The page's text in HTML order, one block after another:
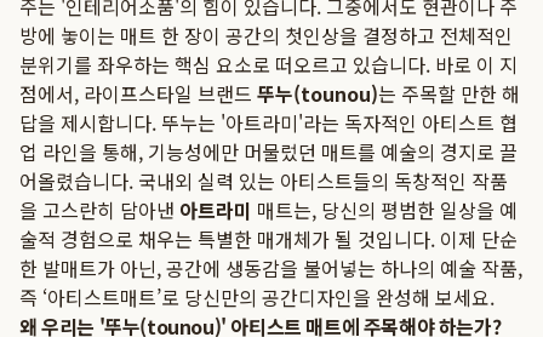
주는 '인테리어소품'의 힘이 있습니다. 그중에서도 현관이나 주
방에 놓이는 매트 한 장이 공간의 첫인상을 결정하고 전체적인
분위기를 좌우하는 핵심 요소로 떠오르고 있습니다. 바로 이 지
점에서, 라이프스타일 브랜드 뚜누(tounou)는 주목할 만한 해
답을 제시합니다. 뚜누는 '아트라미'라는 독자적인 아티스트 협
업 라인을 통해, 기능성에만 머물렀던 매트를 예술의 경지로 끌
어올렸습니다. 국내외 실력 있는 아티스트들의 독창적인 작품
을 고스란히 담아낸 아트라미 매트는, 당신의 평범한 일상을 예
술적 경험으로 채우는 특별한 매개체가 될 것입니다. 이제 단순
한 발매트가 아닌, 공간에 생동감을 불어넣는 하나의 예술 작품,
즉 ‘아티스트매트’로 당신만의 공간디자인을 완성해 보세요.
왜 우리는 '뚜누(tounou)' 아티스트 매트에 주목해야 하는가?